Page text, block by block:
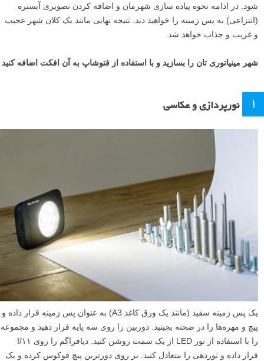
شود. در ادامه نحوه پیاده سازی شهرمان و اضافه کردن تصویری آبستره
(انتزاعی) به پس زمینه را خواهید دید. نتیجه نهایی مانند یک کلان شهر عجیب
و غریب و جذاب خواهد شد.
شهر مینیاتوری‌ تان را بسازید و با استفاده از فتوشاپ به آن افکت اضافه کنید
۱ نورپردازی و عکاسی
یک پس زمینه سفید (مانند یک ورق کاغذ A3) به عنوان پس زمینه قرار داده و
پیچ و مهره‌ها را در صحنه بچینید. دوربین را روی سه پایه قرار دهید و مجموعه
را با استفاده از نور LED از یک سمت روشن کنید. دیافراگم را روی ۱۱/f
قرار داده و نوردهی را متعادل کنید. بر روی دورترین پیچ فوکوس کرده و یک